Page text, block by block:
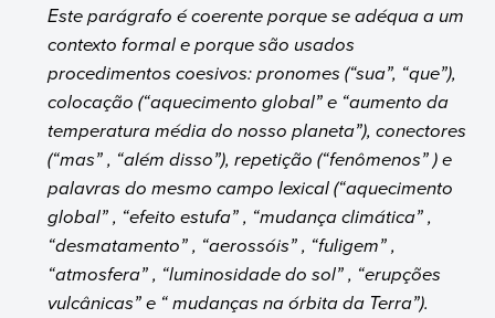
Este parágrafo é coerente porque se adéqua a um
contexto formal e porque são usados
procedimentos coesivos: pronomes (“sua”, “que”),
colocação (“aquecimento global” e “aumento da
temperatura média do nosso planeta”), conectores
(“mas” , “além disso”), repetição (“fenômenos” ) e
palavras do mesmo campo lexical (“aquecimento
global” , “efeito estufa” , “mudança climática” ,
“desmatamento” , “aerossóis” , “fuligem” ,
“atmosfera” , “luminosidade do sol” , “erupções
vulcânicas” e “ mudanças na órbita da Terra”).